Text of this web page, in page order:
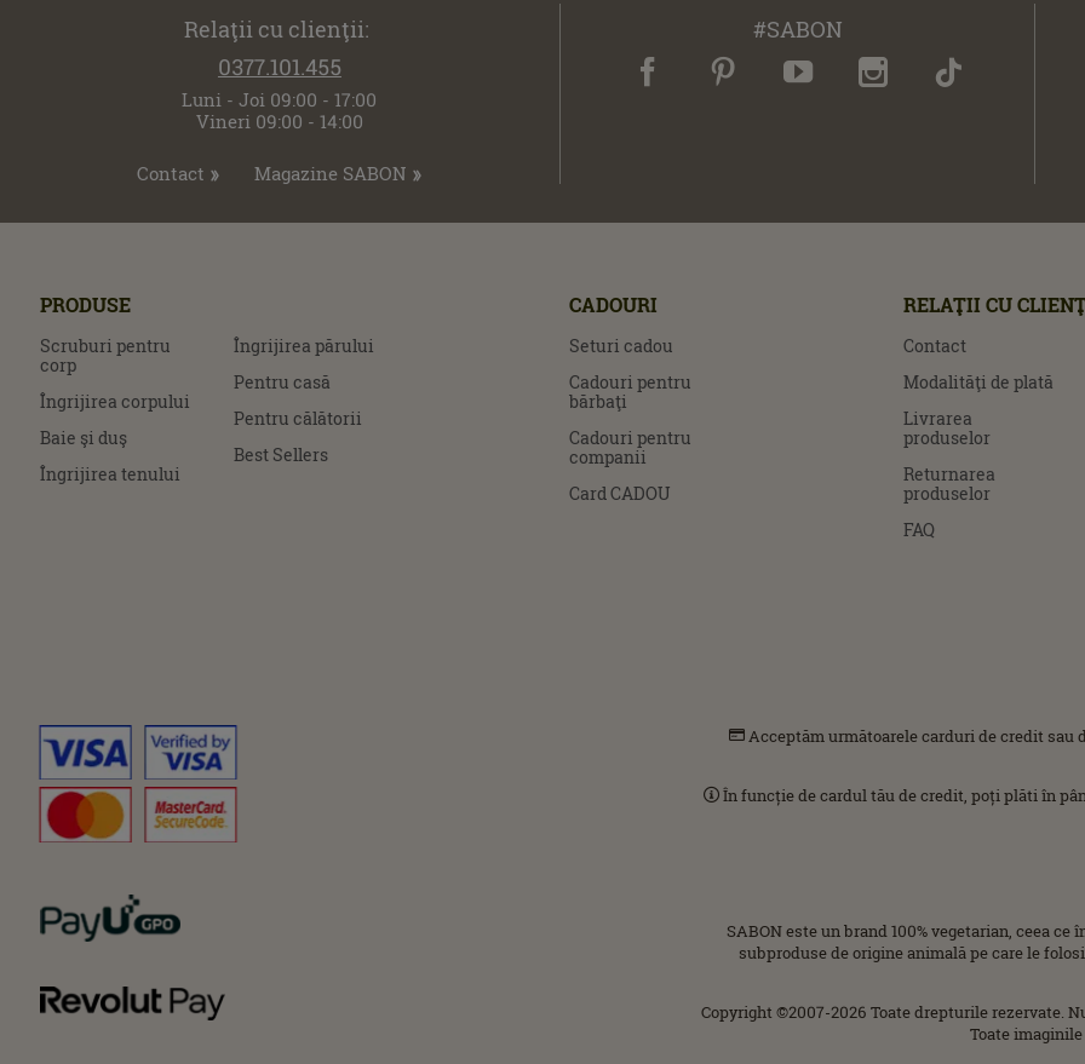
Relaţii cu clienţii:
0377.101.455
Luni - Joi 09:00 - 17:00
Vineri 09:00 - 14:00
Contact Magazine SABON
#SABON
PRODUSE
Scruburi pentru
corp
Îngrijirea corpului
Baie şi duş
Îngrijirea tenului
Îngrijirea părului
Pentru casă
Pentru călătorii
Best Sellers
CADOURI
Seturi cadou
Cadouri pentru
bărbaţi
Cadouri pentru
companii
Card CADOU
RELAŢII CU
Contact
Modalităţi de plată
Livrarea
produselor
Returnarea
produselor
FAQ
Acceptăm următoarele carduri de credit sau
În funcție de cardul tău de credit, poți plăti în
SABON este un brand 100% vegetarian, ceea
subproduse de origine animală pe care le
Copyright ©2007-2026 Toate drepturile rezervate.
Toate